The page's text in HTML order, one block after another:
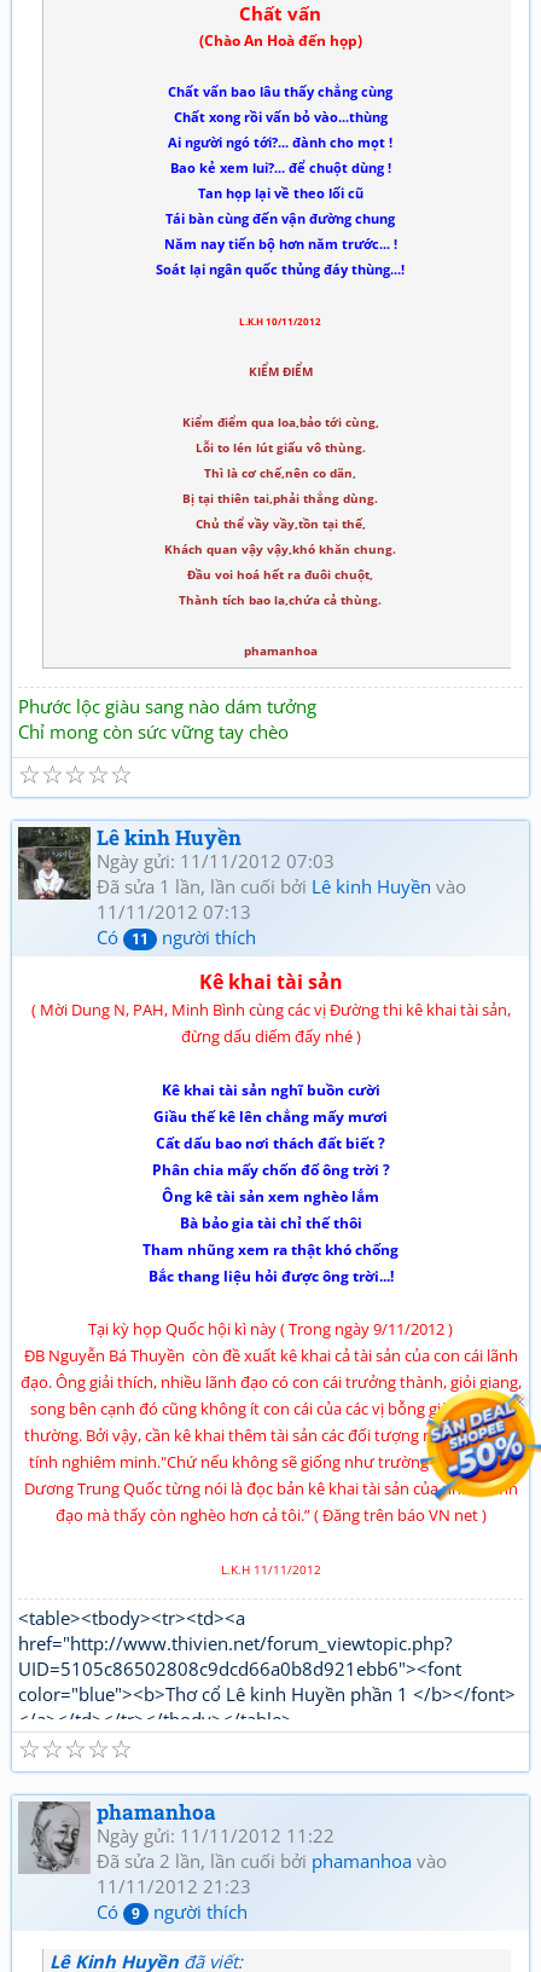
Chất vấn
(Chào An Hoà đến họp)
Chất vấn bao lâu thấy chẳng cùng
Chất xong rồi vấn bỏ vào...thùng
Ai ng­ười ngó tới?... đành cho mọt !
Bao kẻ xem lui?... để chuột dùng !
Tan họp lại về theo lối cũ
Tái bàn cùng đến vận đường chung
Năm nay tiến bộ hơn năm tr­ước... !
Soát lại ngân quốc thủng đáy thùng...!
L.K.H 10/11/2012
KIỂM ĐIỂM
Kiểm điểm qua loa,bảo tới cùng,
Lỗi to lén lút giấu vô thùng.
Thì là cơ chế,nên co dãn,
Bị tại thiên tai,phải thẳng dùng.
Chủ thể vầy vầy,tồn tại thế,
Khách quan vậy vậy,khó khăn chung.
Đầu voi hoá hết ra đuôi chuột,
Thành tích bao la,chứa cả thùng.
phamanhoa
Phước lộc giàu sang nào dám tưởng
Chỉ mong còn sức vững tay chèo
☆
☆
☆
☆
☆
Lê kinh Huyền
Ngày gửi: 11/11/2012 07:03
Đã sửa 1 lần, lần cuối bởi Lê kinh Huyền vào
11/11/2012 07:13
Có
11 người thích
Kê khai tài sản
( Mời Dung N, PAH, Minh Bình cùng các vị Đường thi kê khai tài sản,
đừng dấu diếm đấy nhé )
Kê khai tài sản nghĩ buồn c­ười
Giầu thế kê lên chẳng mấy m­ươi
Cất dấu bao nơi thách đất biết ?
Phân chia mấy chốn đố ông trời ?
Ông kê tài sản xem nghèo lắm
Bà bảo gia tài chỉ thế thôi
Tham nhũng xem ra thật khó chống
Bắc thang liệu hỏi được ông trời...!
Tại kỳ họp Quốc hội kì này ( Trong ngày 9/11/2012 )
ĐB Nguyễn Bá Thuyền còn đề xuất kê khai cả tài sản của con cái lãnh
đạo. Ông giải thích, nhiều lãnh đạo có con cái trưởng thành, giỏi giang,
song bên cạnh đó cũng không ít con cái của các vị bỗng giàu lên bất
thường. Bởi vậy, cần kê khai thêm tài sản các đối tượng này đảm bảo
tính nghiêm minh."Chứ nếu không sẽ giống như trường hợp mà ĐB
Dương Trung Quốc từng nói là đọc bản kê khai tài sản của nhiều lãnh
đạo mà thấy còn nghèo hơn cả tôi.” ( Đăng trên báo VN net )
L.K.H 11/11/2012
<table><tbody><tr><td><a
href="http://www.thivien.net/forum_viewtopic.php?
UID=5105c86502808c9dcd66a0b8d921ebb6"><font
color="blue"><b>Thơ cổ Lê kinh Huyền phần 1 </b></font>
</a></td></tr></tbody></table>
"http://www.thivien.net/forum_viewtopic.php?
UID=bkDYrcuJOSk9GouaL4BqFQ"><font color="red">
<b>Thơ mới Lê kinh Huyền phần 1</b></font></a></td>
</tr></tbody></table>[/html]
☆
☆
☆
☆
☆
phamanhoa
Ngày gửi: 11/11/2012 11:22
Đã sửa 2 lần, lần cuối bởi phamanhoa vào
11/11/2012 21:23
Có
9 người thích
Lê Kinh Huyền đã viết: